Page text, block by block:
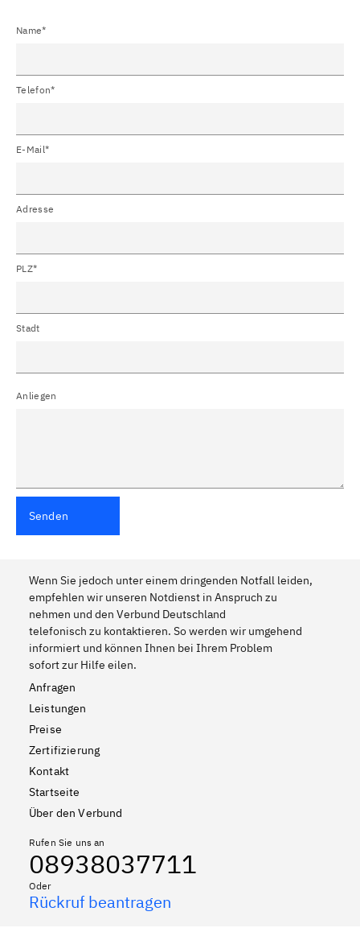
Name*
Telefon*
E-Mail*
Adresse
PLZ*
Stadt
Anliegen
Senden
Wenn Sie jedoch unter einem dringenden Notfall leiden,
empfehlen wir unseren Notdienst in Anspruch zu
nehmen und den Verbund Deutschland
telefonisch zu kontaktieren. So werden wir umgehend
informiert und können Ihnen bei Ihrem Problem
sofort zur Hilfe eilen.
Anfragen
Leistungen
Preise
Zertifizierung
Kontakt
Startseite
Über den Verbund
Rufen Sie uns an
08938037711
Oder
Rückruf beantragen